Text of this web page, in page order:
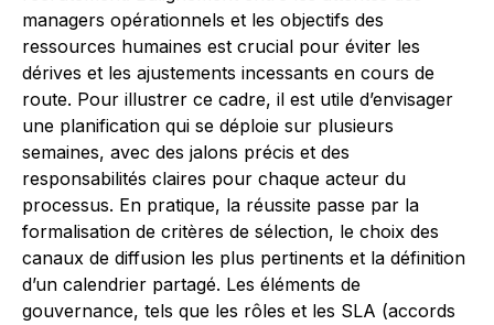
managers opérationnels et les objectifs des
ressources humaines est crucial pour éviter les
dérives et les ajustements incessants en cours de
route. Pour illustrer ce cadre, il est utile d’envisager
une planification qui se déploie sur plusieurs
semaines, avec des jalons précis et des
responsabilités claires pour chaque acteur du
processus. En pratique, la réussite passe par la
formalisation de critères de sélection, le choix des
canaux de diffusion les plus pertinents et la définition
d’un calendrier partagé. Les éléments de
gouvernance, tels que les rôles et les SLA (accords